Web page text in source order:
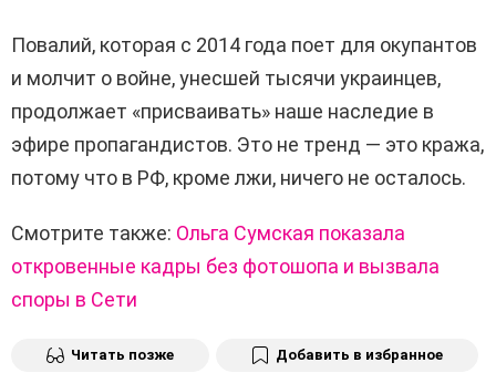
Повалий, которая с 2014 года поет для окупантов
и молчит о войне, унесшей тысячи украинцев,
продолжает «присваивать» наше наследие в
эфире пропагандистов. Это не тренд — это кража,
потому что в РФ, кроме лжи, ничего не осталось.
Смотрите также: Ольга Сумская показала
откровенные кадры без фотошопа и вызвала
споры в Сети
Читать позже Добавить в избранное